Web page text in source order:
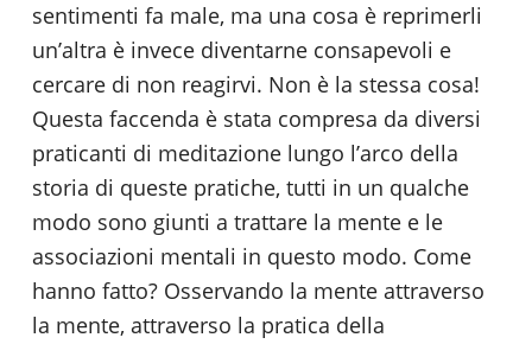
sentimenti fa male, ma una cosa è reprimerli
un’altra è invece diventarne consapevoli e
cercare di non reagirvi. Non è la stessa cosa!
Questa faccenda è stata compresa da diversi
praticanti di meditazione lungo l’arco della
storia di queste pratiche, tutti in un qualche
modo sono giunti a trattare la mente e le
associazioni mentali in questo modo. Come
hanno fatto? Osservando la mente attraverso
la mente, attraverso la pratica della